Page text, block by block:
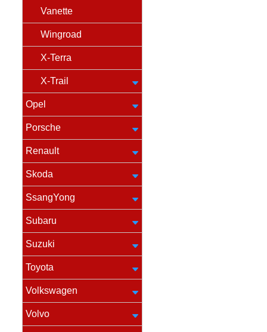
Vanette
Wingroad
X-Terra
X-Trail
Opel
Porsche
Renault
Skoda
SsangYong
Subaru
Suzuki
Toyota
Volkswagen
Volvo